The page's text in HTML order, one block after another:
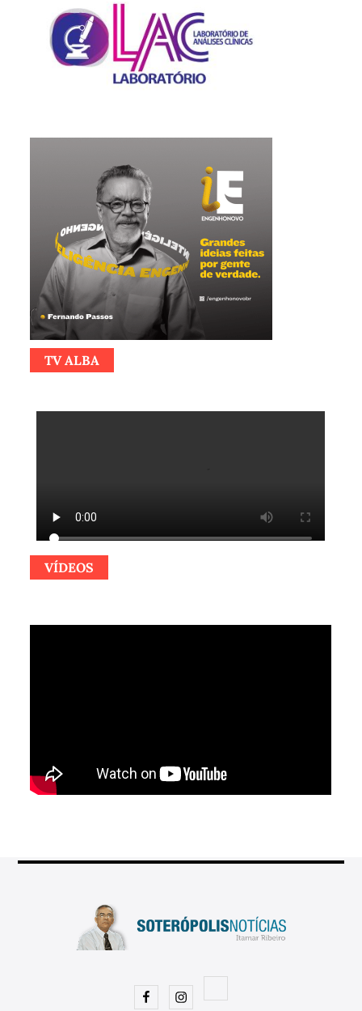
TV ALBA
VÍDEOS
FacebookInstagram